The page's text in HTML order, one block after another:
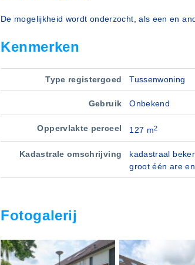
De mogelijkheid wordt onderzocht, als een en
Kenmerken
Type registergoed Tussenwoning
Gebruik Onbekend
Oppervlakte perceel 127 m2
Kadastrale omschrijving
kadastraal
groot één are
Fotogalerij